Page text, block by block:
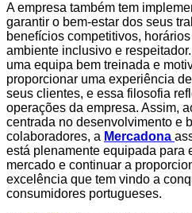
A empresa também tem
garantir o bem-estar dos seus
benefícios competitivos,
ambiente inclusivo e
uma equipa bem treinada e
proporcionar uma experiência
seus clientes, e essa filosofia
operações da empresa. Assim,
centrada no desenvolvimento e
colaboradores, a Mercadona
está plenamente equipada para
mercado e continuar a
excelência que tem vindo a
consumidores portugueses.